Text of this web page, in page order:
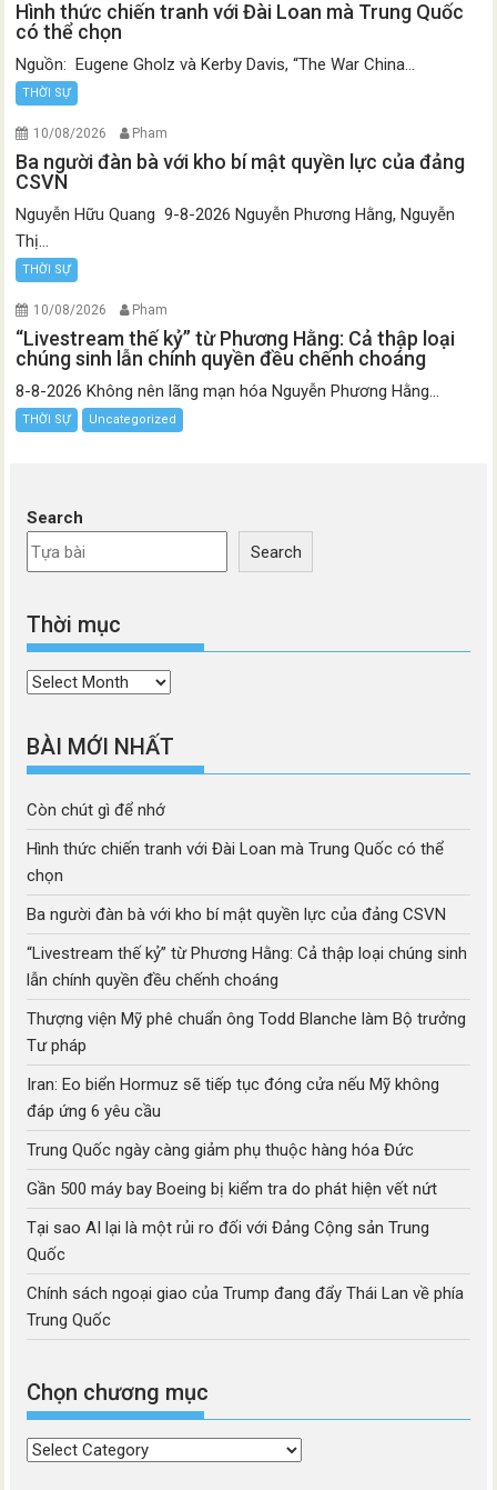
Hình thức chiến tranh với Đài Loan mà Trung Quốc
có thể chọn
Nguồn: Eugene Gholz và Kerby Davis, “The War China...
THỜI SỰ
10/08/2026 Pham
Ba người đàn bà với kho bí mật quyền lực của đảng
CSVN
Nguyễn Hữu Quang 9-8-2026 Nguyễn Phương Hằng, Nguyễn
Thị...
THỜI SỰ
10/08/2026 Pham
“Livestream thế kỷ” từ Phương Hằng: Cả thập loại
chúng sinh lẫn chính quyền đều chếnh choáng
8-8-2026 Không nên lãng mạn hóa Nguyễn Phương Hằng...
THỜI SỰ Uncategorized
Search
Search
Thời mục
Thời
BÀI MỚI NHẤT
Còn chút gì để nhớ
Hình thức chiến tranh với Đài Loan mà Trung Quốc có thể
chọn
Ba người đàn bà với kho bí mật quyền lực của đảng CSVN
“Livestream thế kỷ” từ Phương Hằng: Cả thập loại chúng sinh
lẫn chính quyền đều chếnh choáng
Thượng viện Mỹ phê chuẩn ông Todd Blanche làm Bộ trưởng
Tư pháp
Iran: Eo biển Hormuz sẽ tiếp tục đóng cửa nếu Mỹ không
đáp ứng 6 yêu cầu
Trung Quốc ngày càng giảm phụ thuộc hàng hóa Đức
Gần 500 máy bay Boeing bị kiểm tra do phát hiện vết nứt
Tại sao AI lại là một rủi ro đối với Đảng Cộng sản Trung
Quốc
Chính sách ngoại giao của Trump đang đẩy Thái Lan về phía
Trung Quốc
Chọn chương mục
Chọn